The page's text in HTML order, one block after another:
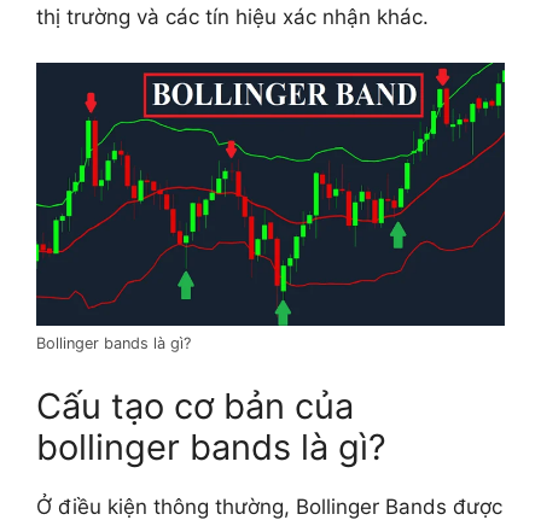
thị trường và các tín hiệu xác nhận khác.
Bollinger bands là gì?
Cấu tạo cơ bản của
bollinger bands là gì?
Ở điều kiện thông thường, Bollinger Bands được